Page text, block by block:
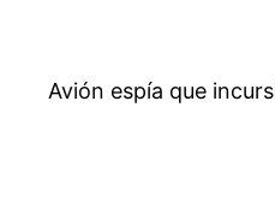
Avión espía que